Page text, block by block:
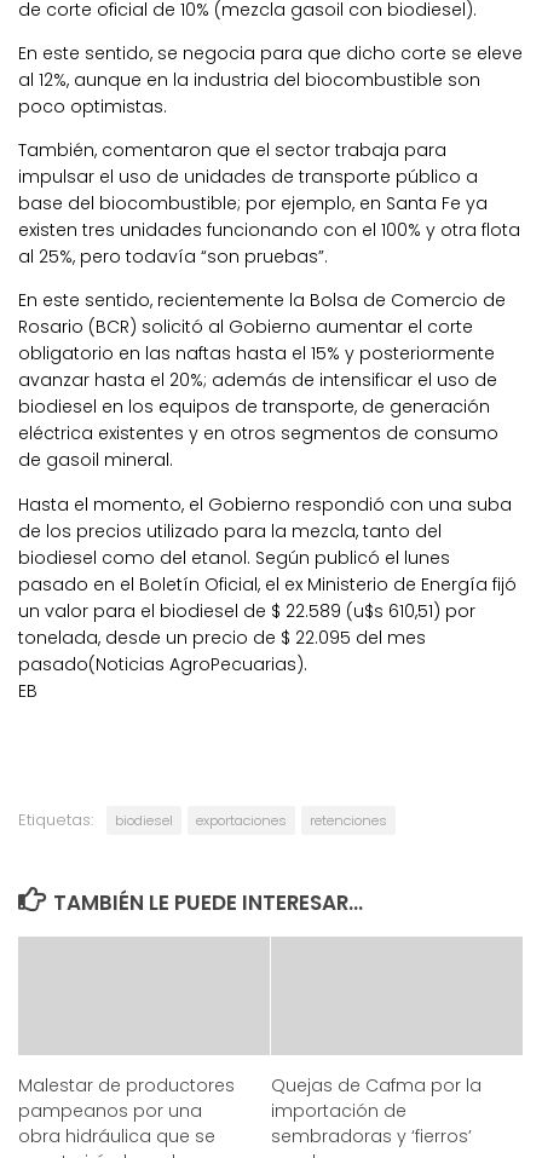
de corte oficial de 10% (mezcla gasoil con biodiesel).
En este sentido, se negocia para que dicho corte se eleve
al 12%, aunque en la industria del biocombustible son
poco optimistas.
También, comentaron que el sector trabaja para
impulsar el uso de unidades de transporte público a
base del biocombustible; por ejemplo, en Santa Fe ya
existen tres unidades funcionando con el 100% y otra flota
al 25%, pero todavía “son pruebas”.
En este sentido, recientemente la Bolsa de Comercio de
Rosario (BCR) solicitó al Gobierno aumentar el corte
obligatorio en las naftas hasta el 15% y posteriormente
avanzar hasta el 20%; además de intensificar el uso de
biodiesel en los equipos de transporte, de generación
eléctrica existentes y en otros segmentos de consumo
de gasoil mineral.
Hasta el momento, el Gobierno respondió con una suba
de los precios utilizado para la mezcla, tanto del
biodiesel como del etanol. Según publicó el lunes
pasado en el Boletín Oficial, el ex Ministerio de Energía fijó
un valor para el biodiesel de $ 22.589 (u$s 610,51) por
tonelada, desde un precio de $ 22.095 del mes
pasado(Noticias AgroPecuarias).
EB
Etiquetas: biodiesel exportaciones retenciones
TAMBIÉN LE PUEDE INTERESAR...
Malestar de productores
pampeanos por una
obra hidráulica que se
Quejas de Cafma por la
importación de
sembradoras y ‘fierros’